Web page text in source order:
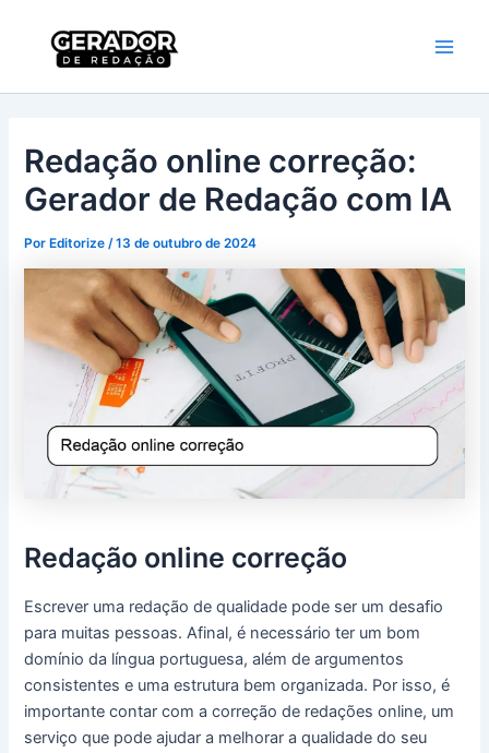
conteúdo
Redação online correção:
Gerador de Redação com IA
Por Editorize/13 de outubro de 2024
Redação online correção
Escrever uma redação de qualidade pode ser um desafio
para muitas pessoas. Afinal, é necessário ter um bom
domínio da língua portuguesa, além de argumentos
consistentes e uma estrutura bem organizada. Por isso, é
importante contar com a correção de redações online, um
serviço que pode ajudar a melhorar a qualidade do seu